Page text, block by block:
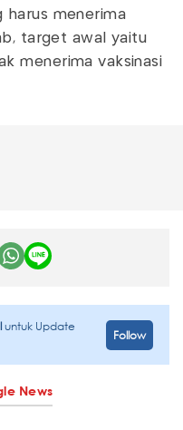
harus menerima
target awal yaitu
menerima vaksinasi
untuk Update
Follow
News